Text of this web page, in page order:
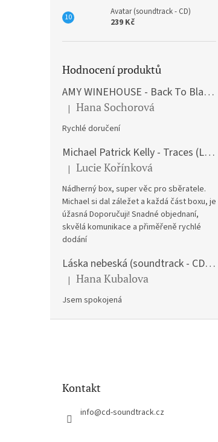
Avatar (soundtrack - CD)
239 Kč
Hodnocení produktů
AMY WINEHOUSE - Back To Black (LP)
Hodnocení produktu je 5 z 5 hvězdiček.
| Hana Sochorová
Rychlé doručení
Michael Patrick Kelly - Traces (Limited Edition) (Premium Box-Set) (LP)
Hodnocení produktu je 5 z 5 hvězdiček.
| Lucie Kořínková
Nádherný box, super věc pro sběratele.
Michael si dal záležet a každá část boxu, je
úžasná Doporučuji! Snadné objednaní,
skvělá komunikace a přiměřeně rychlé
dodání
Láska nebeská (soundtrack - CD) Love Actually
Hodnocení produktu je 5 z 5 hvězdiček.
| Hana Kubalova
Jsem spokojená
Kontakt
info@cd-soundtrack.cz